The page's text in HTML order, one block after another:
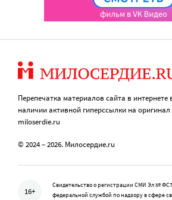
Перепечатка материалов сайта в
наличии активной гиперссылки на
miloserdie.ru
© 2024 – 2026. Милосердие.ru
16+
Свидетельство о регистрации СМИ Эл №
федеральной службой по надзору в сфере